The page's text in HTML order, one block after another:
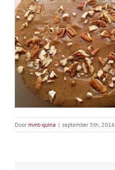
Door mmt-quina | september 5th, 2016